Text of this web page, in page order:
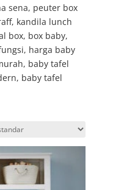
sena, peuter box
kandila lunch
box, box baby,
harga baby
baby tafel
baby tafel